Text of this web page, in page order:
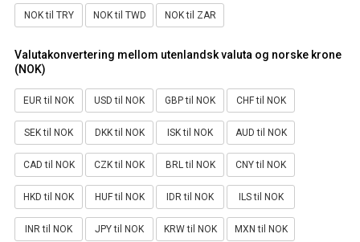
NOK til TRY NOK til TWD NOK til ZAR
Valutakonvertering mellom utenlandsk valuta og norske krone
(NOK)
EUR til NOK USD til NOK GBP til NOK CHF til NOK
SEK til NOK DKK til NOK ISK til NOK AUD til NOK
CAD til NOK CZK til NOK BRL til NOK CNY til NOK
HKD til NOK HUF til NOK IDR til NOK ILS til NOK
INR til NOK JPY til NOK KRW til NOK MXN til NOK